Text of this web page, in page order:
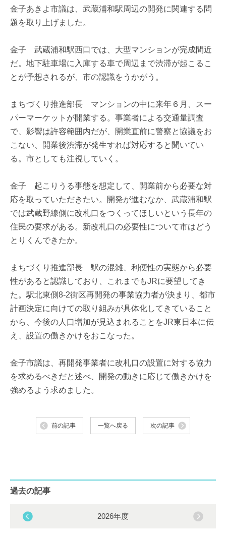
金子あきよ市議は、武蔵浦和駅周辺の開発に関連する問
題を取り上げました。
金子 武蔵浦和駅西口では、大型マンションが完成間近
だ。地下駐車場に入庫する車で周辺まで渋滞が起こるこ
とが予想されるが、市の認識をうかがう。
まちづくり推進部長 マンションの中に来年６月、スー
パーマーケットが開業する。事業者による交通量調査
で、影響は許容範囲内だが、開業直前に警察と協議をお
こない、開業後渋滞が発生すれば対応すると聞いてい
る。市としても注視していく。
金子 起こりうる事態を想定して、開業前から必要な対
応を取っていただきたい。開発が進むなか、武蔵浦和駅
では武蔵野線側に改札口をつくってほしいという長年の
住民の要求がある。新改札口の必要性について市はどう
とりくんできたか。
まちづくり推進部長 駅の混雑、利便性の実態から必要
性があると認識しており、これまでもJRに要望してき
た。駅北東側8-2街区再開発の事業協力者が決まり、都市
計画決定に向けての取り組みが具体化してきていること
から、今後の人口増加が見込まれることをJR東日本に伝
え、設置の働きかけをおこなった。
金子市議は、再開発事業者に改札口の設置に対する協力
を求めるべきだと述べ、開発の動きに応じて働きかけを
強めるよう求めました。
前の記事 一覧へ戻る 次の記事
過去の記事
2026年度